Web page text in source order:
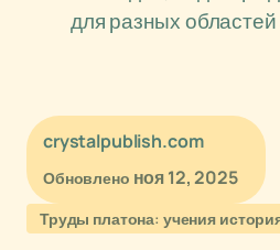
для разных
crystalpublish.com
Обновлено ноя 12, 2025
Труды платона: учения